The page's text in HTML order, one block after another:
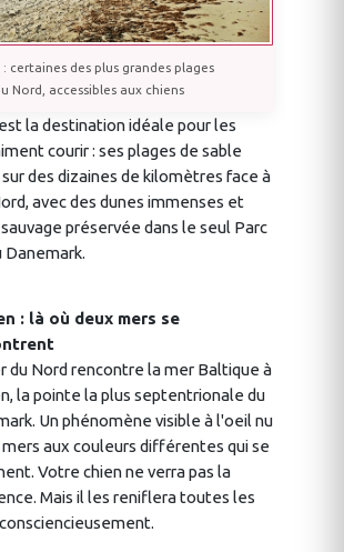
certaines des plus grandes plages
Nord, accessibles aux chiens
la destination idéale pour les
courir : ses plages de sable
des dizaines de kilomètres face à
avec des dunes immenses et
préservée dans le seul Parc
Danemark.
: là où deux mers se
du Nord rencontre la mer Baltique à
la pointe la plus septentrionale du
Un phénomène visible à l'oeil nu
mers aux couleurs différentes qui se
Votre chien ne verra pas la
Mais il les reniflera toutes les